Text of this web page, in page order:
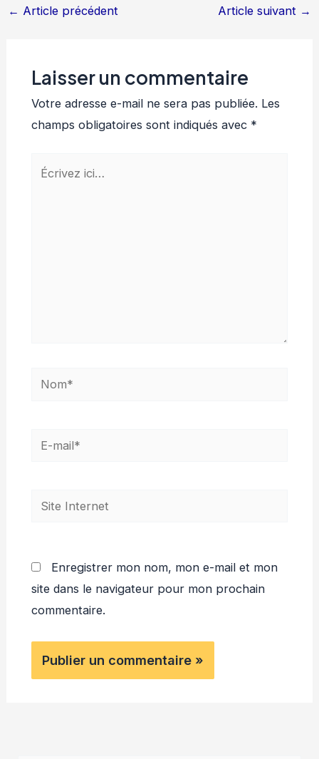
← Article précédent Article suivant →
Laisser un commentaire
Votre adresse e-mail ne sera pas publiée. Les
champs obligatoires sont indiqués avec *
Écrivez
Nom*
E-
Site
Enregistrer mon nom, mon e-mail et mon
site dans le navigateur pour mon prochain
commentaire.